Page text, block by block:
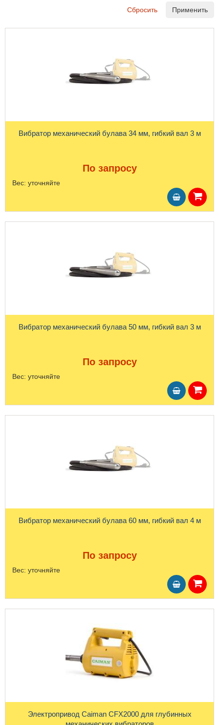
Сбросить Применить
Вибратор механический булава 34 мм, гибкий вал 3 м
По запросу
Вес: уточняйте
Вибратор механический булава 50 мм, гибкий вал 3 м
По запросу
Вес: уточняйте
Вибратор механический булава 60 мм, гибкий вал 4 м
По запросу
Вес: уточняйте
Электропривод Caiman CFX2000 для глубинных